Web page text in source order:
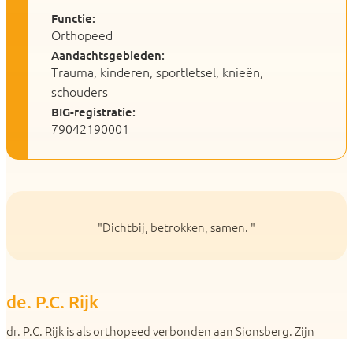
Functie:
Orthopeed
Aandachtsgebieden:
Trauma, kinderen, sportletsel, knieën,
schouders
BIG-registratie:
79042190001
"Dichtbij, betrokken, samen. "
de. P.C. Rijk
dr. P.C. Rijk is als orthopeed verbonden aan Sionsberg. Zijn